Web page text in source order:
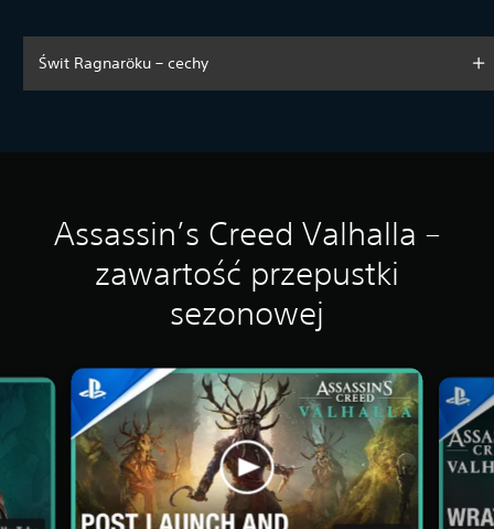
Świt Ragnaröku – cechy
Assassin’s Creed Valhalla –
zawartość przepustki
sezonowej